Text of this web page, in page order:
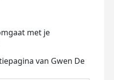
met je
van Gwen De